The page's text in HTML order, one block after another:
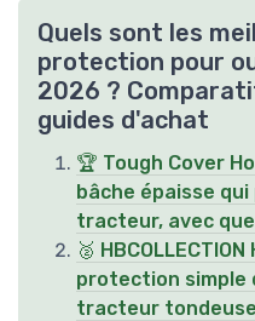
Quels sont les
protection pour
2026 ?
guides d'achat
🏆 Tough Cover
bâche épaisse
tracteur, avec
🥈
protection simple
tracteur tondeuse